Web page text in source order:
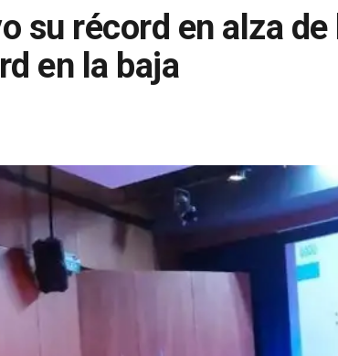
su récord en alza
en la baja